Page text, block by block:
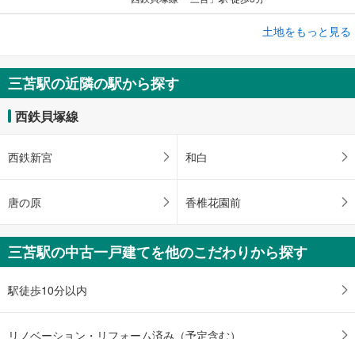
福岡市東区美和台7丁目
2,598万円
土地をもっと見る
三苫駅の近隣の駅から探す
西鉄貝塚線
西鉄新宮 和白
唐の原 香椎花園前
三苫駅の中古一戸建てを他のこだわりから探す
駅徒歩10分以内
リノベーション・リフォーム済み（予定含む）